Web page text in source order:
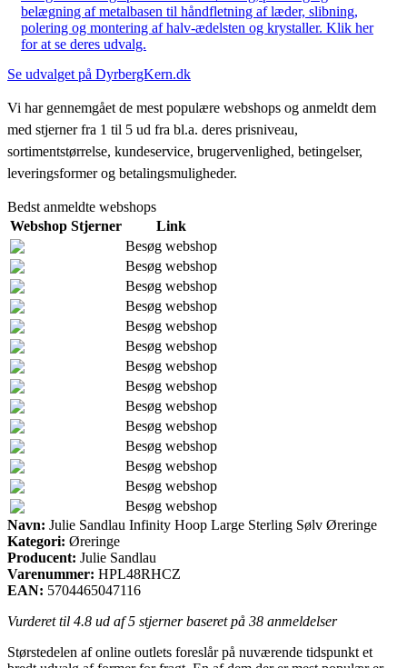
belægning af metalbasen til håndfletning af læder, slibning,
polering og montering af halv-ædelsten og krystaller. Klik her
for at se deres udvalg.
Se udvalget på DyrbergKern.dk
Vi har gennemgået de mest populære webshops og anmeldt dem
med stjerner fra 1 til 5 ud fra bl.a. deres prisniveau,
sortimentstørrelse, kundeservice, brugervenlighed, betingelser,
leveringsformer og betalingsmuligheder.
Bedst anmeldte webshops
Webshop Stjerner
Link
Besøg webshop
Besøg webshop
Besøg webshop
Besøg webshop
Besøg webshop
Besøg webshop
Besøg webshop
Besøg webshop
Besøg webshop
Besøg webshop
Besøg webshop
Besøg webshop
Besøg webshop
Besøg webshop
Navn: Julie Sandlau Infinity Hoop Large Sterling Sølv Øreringe
Kategori: Øreringe
Producent: Julie Sandlau
Varenummer: HPL48RHCZ
EAN: 5704465047116
Vurderet til 4.8 ud af 5 stjerner baseret på 38 anmeldelser
Størstedelen af online outlets foreslår på nuværende tidspunkt et